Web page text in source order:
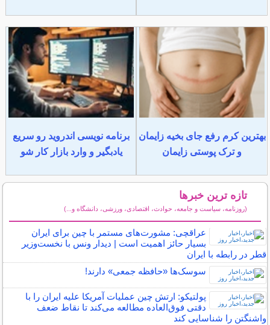
بهترین کرم رفع جای بخیه زایمان
و ترک پوستی زایمان
برنامه نویسی اندروید رو سریع
یادبگیر و وارد بازار کار شو
تازه ترین خبرها
(روزنامه، سیاست و جامعه، حوادث، اقتصادی، ورزشی، دانشگاه و...)
عراقچی: مشورت‌های مستمر با چین برای ایران
بسیار حائز اهمیت است | دیدار ونس با نخست‌وزیر
قطر در رابطه با ایران
سوسک‌ها «حافظه جمعی» دارند!
پولتیکو: ارتش چین عملیات آمریکا علیه ایران را با
دقتی فوق‌العاده مطالعه می‌کند تا نقاط ضعف
واشنگتن را شناسایی کند